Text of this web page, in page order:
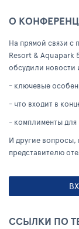
О
На прямой связи с
Resort & Aquapark
обсудили новости
- ключевые
- что входит в
- комплименты для
И другие вопросы,
представителю
ССЫЛКИ ПО